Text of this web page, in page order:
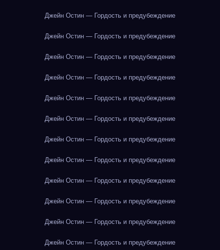
Джейн Остин — Гордость и предубеждение
Джейн Остин — Гордость и предубеждение
Джейн Остин — Гордость и предубеждение
Джейн Остин — Гордость и предубеждение
Джейн Остин — Гордость и предубеждение
Джейн Остин — Гордость и предубеждение
Джейн Остин — Гордость и предубеждение
Джейн Остин — Гордость и предубеждение
Джейн Остин — Гордость и предубеждение
Джейн Остин — Гордость и предубеждение
Джейн Остин — Гордость и предубеждение
Джейн Остин — Гордость и предубеждение